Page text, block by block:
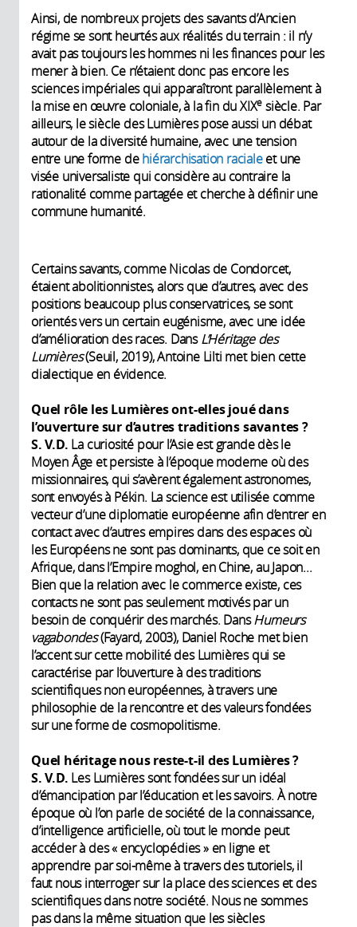
Ainsi, de nombreux projets des savants d’Ancien
régime se sont heurtés aux réalités du terrain : il n’y
avait pas toujours les hommes ni les finances pour les
mener à bien. Ce n’étaient donc pas encore les
sciences impériales qui apparaîtront parallèlement à
la mise en œuvre coloniale, à la fin du XIXe siècle. Par
ailleurs, le siècle des Lumières pose aussi un débat
autour de la diversité humaine, avec une tension
entre une forme dehiérarchisation racialeet une
visée universaliste qui considère au contraire la
rationalité comme partagée et cherche à définir une
commune humanité.
Certains savants, comme Nicolas de Condorcet,
étaient abolitionnistes, alors que d’autres, avec des
positions beaucoup plus conservatrices, se sont
orientés vers un certain eugénisme, avec une idée
d’amélioration des races. DansL’Héritage des
Lumières(Seuil, 2019), Antoine Lilti met bien cette
dialectique en évidence.
Quel rôle les Lumières ont-elles joué dans
l’ouverture sur d’autres traditions savantes ?
S. V.D. La curiosité pour l’Asie est grande dès le
Moyen Âge et persiste à l’époque moderne où des
missionnaires, qui s’avèrent également astronomes,
sont envoyés à Pékin. La science est utilisée comme
vecteur d’une diplomatie européenne afin d’entrer en
contact avec d’autres empires dans des espaces où
les Européens ne sont pas dominants, que ce soit en
Afrique, dans l’Empire moghol, en Chine, au Japon...
Bien que la relation avec le commerce existe, ces
contacts ne sont pas seulement motivés par un
besoin de conquérir des marchés. DansHumeurs
vagabondes(Fayard, 2003), Daniel Roche met bien
l’accent sur cette mobilité des Lumières qui se
caractérise par l’ouverture à des traditions
scientifiques non européennes, à travers une
philosophie de la rencontre et des valeurs fondées
sur une forme de cosmopolitisme.
Quel héritage nous reste-t-il des Lumières ?
S. V.D. Les Lumières sont fondées sur un idéal
d’émancipation par l’éducation et les savoirs. À notre
époque où l’on parle de société de la connaissance,
d’intelligence artificielle, où tout le monde peut
accéder à des « encyclopédies » en ligne et
apprendre par soi-même à travers des tutoriels, il
faut nous interroger sur la place des sciences et des
scientifiques dans notre société. Nous ne sommes
pas dans la même situation que les siècles